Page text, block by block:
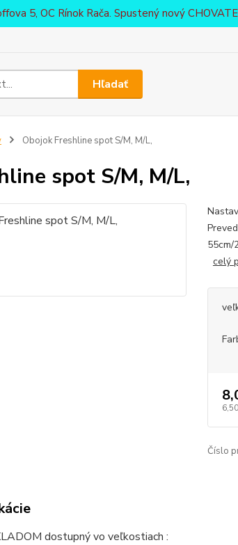
5, OC Rínok Rača. Spustený nový
Hľadať
Obojok Freshline spot S/M, M/L,
spot S/M, M/L,
55cm/
celý
Číslo
dostupný vo veľkostiach :